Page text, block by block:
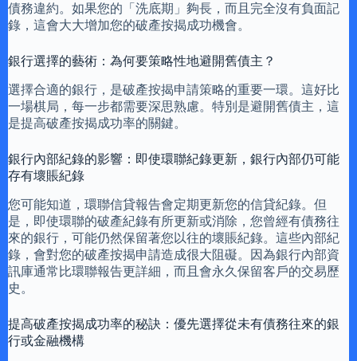
債務違約。如果您的「洗底期」夠長，而且完全沒有負面記
錄，這會大大增加您的破產按揭成功機會。
銀行選擇的藝術：為何要策略性地避開舊債主？
選擇合適的銀行，是破產按揭申請策略的重要一環。這好比
一場棋局，每一步都需要深思熟慮。特別是避開舊債主，這
是提高破產按揭成功率的關鍵。
銀行內部紀錄的影響：即使環聯紀錄更新，銀行內部仍可能
存有壞賬紀錄
您可能知道，環聯信貸報告會定期更新您的信貸紀錄。但
是，即使環聯的破產紀錄有所更新或消除，您曾經有債務往
來的銀行，可能仍然保留著您以往的壞賬紀錄。這些內部紀
錄，會對您的破產按揭申請造成很大阻礙。因為銀行內部資
訊庫通常比環聯報告更詳細，而且會永久保留客戶的交易歷
史。
提高破產按揭成功率的秘訣：優先選擇從未有債務往來的銀
行或金融機構